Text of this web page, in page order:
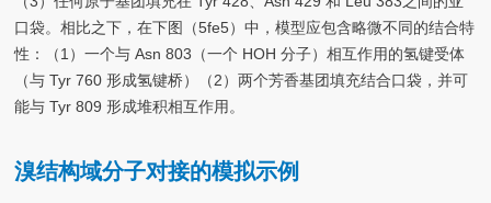
口袋。相比之下，在下图（5fe5）中，模型应包含略微不同的结合特
性：（1）一个与 Asn 803（一个 HOH 分子）相互作用的氢键受体
（与 Tyr 760 形成氢键桥）（2）两个芳香基团填充结合口袋，并可
能与 Tyr 809 形成堆积相互作用。
溴结构域分子对接的模拟示例